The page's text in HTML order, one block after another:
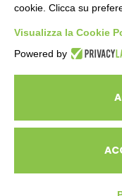
Italiano
ECOSAPIENS è
Albo
cookie. Clicca su
Visualizza la Cookie
Powered by